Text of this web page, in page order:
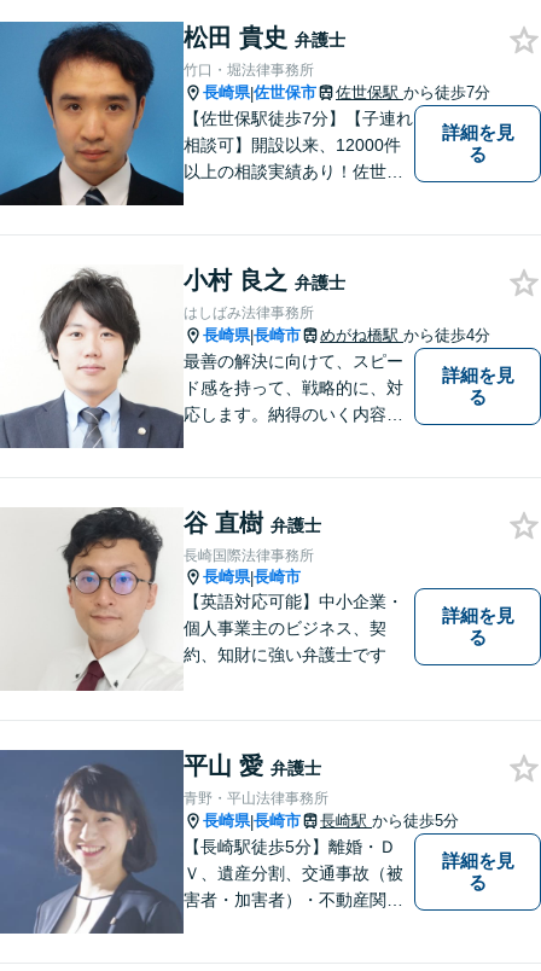
ちと希望をしっかりと受け止
めます。どうぞお気軽にお話
しください。【電話・メー
ル・WEB相談可】
松田 貴史 弁護士
竹口・堀法律事務所
長崎県|佐世保市 佐世保駅 から徒歩7分
【佐世保駅徒歩7分】【子連れ
相談可】開設以来、12000件
以上の相談実績あり！佐世保
題・企業法務等、お困りごと
はなんでもご相談ください。
【他士業連携】
詳細を見
る
小村 良之 弁護士
はしばみ法律事務所
長崎県|長崎市 めがね橋駅 から徒歩4分
最善の解決に向けて、スピー
ド感を持って、戦略的に、対
応します。納得のいく内容と
詳細を見
る
谷 直樹 弁護士
長崎国際法律事務所
長崎県|長崎市
【英語対応可能】中小企業・
個人事業主のビジネス、契
約、知財に強い弁護士です
詳細を見
る
平山 愛 弁護士
青野・平山法律事務所
長崎県|長崎市 長崎駅 から徒歩5分
【長崎駅徒歩5分】離婚・Ｄ
Ｖ、遺産分割、交通事故（被
害者・加害者）・不動産関連
詳細を見
る